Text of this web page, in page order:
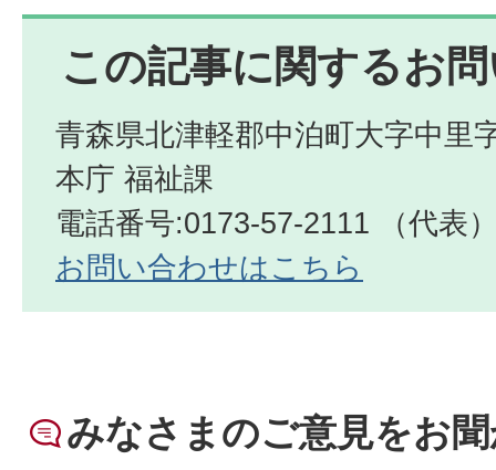
この記事に関するお
青森県北津軽郡中泊町大字中里
本庁 福祉課
電話番号:0173-57-2111 （代表
お問い合わせはこちら
みなさまのご意見をお